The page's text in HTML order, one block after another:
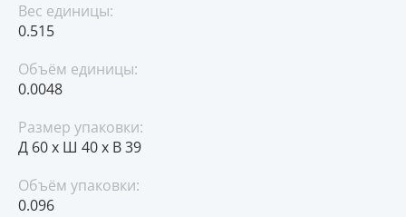
Вес единицы:
0.515
Объём единицы:
0.0048
Размер упаковки:
Д 60 x Ш 40 x В 39
Объём упаковки:
0.096